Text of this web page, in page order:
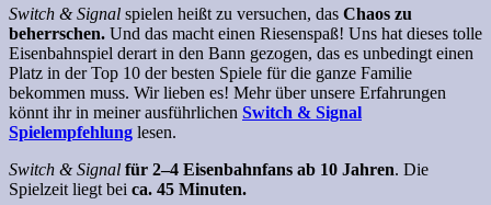
Switch & Signal spielen heißt zu versuchen, das Chaos zu
beherrschen. Und das macht einen Riesenspaß! Uns hat dieses tolle
Eisenbahnspiel derart in den Bann gezogen, das es unbedingt einen
Platz in der Top 10 der besten Spiele für die ganze Familie
bekommen muss. Wir lieben es! Mehr über unsere Erfahrungen
könnt ihr in meiner ausführlichen Switch & Signal
Spielempfehlung lesen.
Switch & Signal für 2–4 Eisenbahnfans ab 10 Jahren. Die
Spielzeit liegt bei ca. 45 Minuten.